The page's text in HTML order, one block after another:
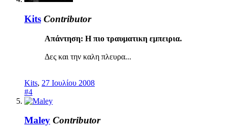
Kits Contributor
Απάντηση: Η πιο τραυματικη εμπειρια.
Δες και την καλη πλευρα...
Kits, 27 Ιουλίου 2008
#4
Maley Contributor